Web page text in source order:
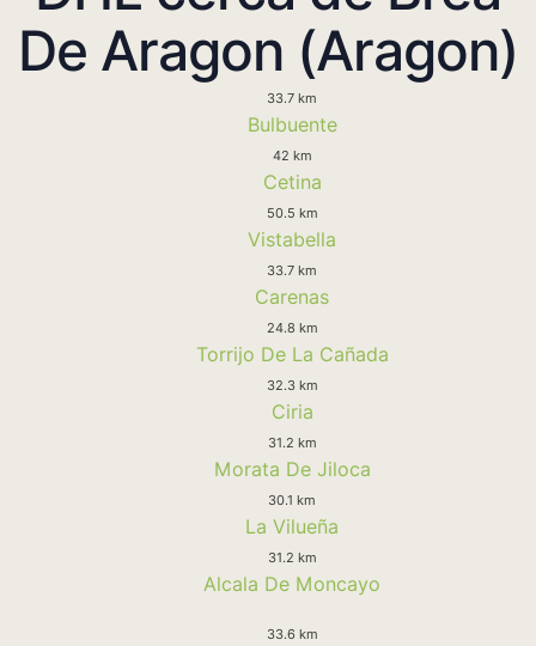
De Aragon (Aragon)
33.7 km
Bulbuente
42 km
Cetina
50.5 km
Vistabella
33.7 km
Carenas
24.8 km
Torrijo De La Cañada
32.3 km
Ciria
31.2 km
Morata De Jiloca
30.1 km
La Vilueña
31.2 km
Alcala De Moncayo
33.6 km